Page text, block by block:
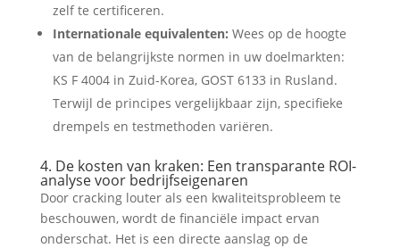
zelf te certificeren.
Internationale equivalenten: Wees op de hoogte
van de belangrijkste normen in uw doelmarkten:
KS F 4004 in Zuid-Korea, GOST 6133 in Rusland.
Terwijl de principes vergelijkbaar zijn, specifieke
drempels en testmethoden variëren.
4. De kosten van kraken: Een transparante ROI-
analyse voor bedrijfseigenaren
Door cracking louter als een kwaliteitsprobleem te
beschouwen, wordt de financiële impact ervan
onderschat. Het is een directe aanslag op de